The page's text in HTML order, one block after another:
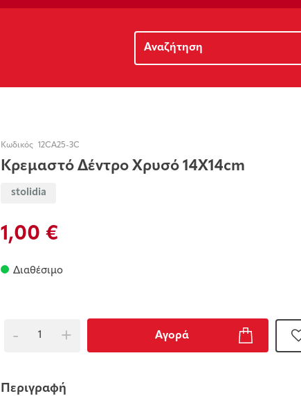
Κωδικός 12CA25-3C
Κρεμαστό Δέντρο Χρυσό 14X14cm
stolidia
1,00 €
Διαθέσιμο
- + Αγορά
Περιγραφή